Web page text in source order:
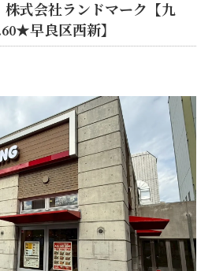
式会社ランドマーク【九
早良区西新】